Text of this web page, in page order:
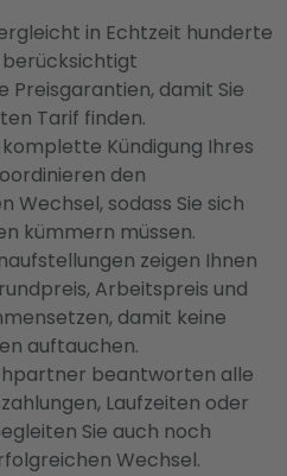
in Echtzeit hunderte
Preisgarantien, damit Sie
Tarif finden.
Kündigung Ihres
den
Wechsel, sodass Sie sich
kümmern müssen.
zeigen Ihnen
Arbeitspreis und
damit keine
auftauchen.
beantworten alle
Laufzeiten oder
Sie auch noch
Wechsel.